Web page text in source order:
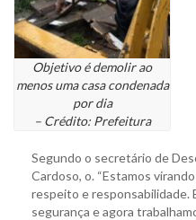
Objetivo é demolir ao
menos uma casa condenada
por dia
– Crédito: Prefeitura
Segundo o secretário de
Cardoso, o. “Estamos
respeito e responsabilidade.
segurança e agora